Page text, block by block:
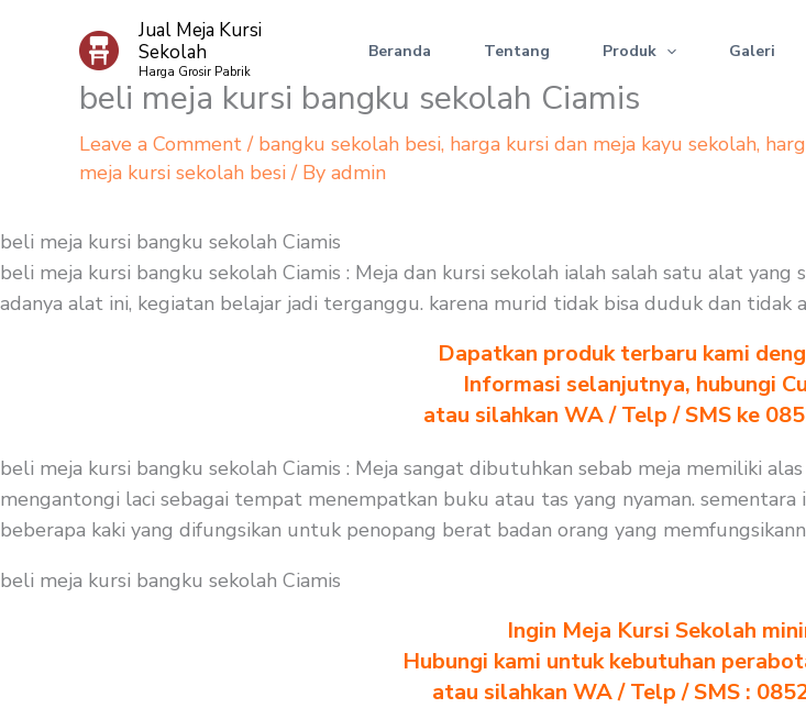
Jual Meja Kursi
Sekolah
Harga Grosir Pabrik
Beranda Tentang Produk Galeri
beli meja kursi bangku sekolah Ciamis
Leave a Comment / bangku sekolah besi, harga kursi dan meja kayu sekolah,
meja kursi sekolah besi/ By admin
beli meja kursi bangku sekolah Ciamis
beli meja kursi bangku sekolah Ciamis : Meja dan kursi sekolah ialah salah satu alat
adanya alat ini, kegiatan belajar jadi terganggu. karena murid tidak bisa duduk dan tidak
Dapatkan produk terbaru kami
Informasi selanjutnya, hubungi
atau silahkan WA / Telp / SMS ke
beli meja kursi bangku sekolah Ciamis : Meja sangat dibutuhkan sebab meja memiliki
mengantongi laci sebagai tempat menempatkan buku atau tas yang nyaman.
beberapa kaki yang difungsikan untuk penopang berat badan orang yang
beli meja kursi bangku sekolah Ciamis
Ingin Meja Kursi Sekolah
Hubungi kami untuk kebutuhan
atau silahkan WA / Telp / SMS :